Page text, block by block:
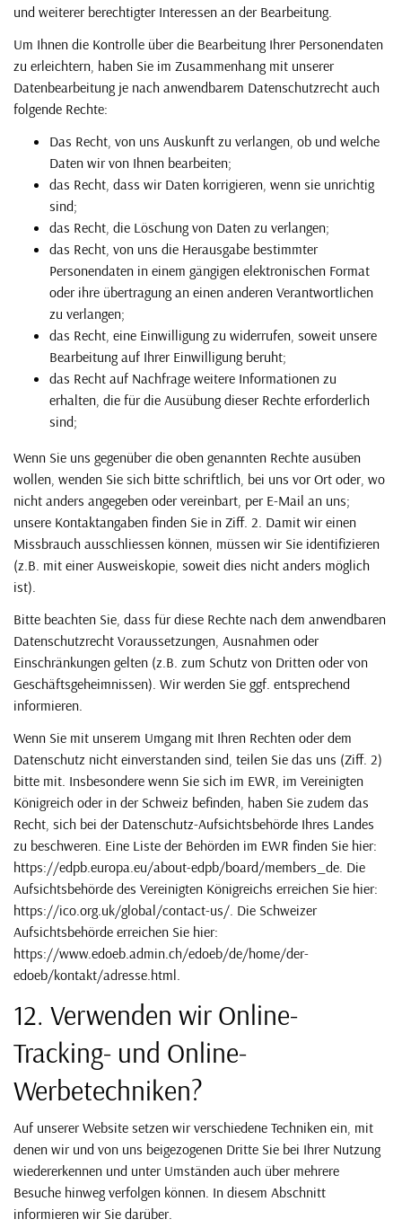
und weiterer berechtigter Interessen an der Bearbeitung.
Um Ihnen die Kontrolle über die Bearbeitung Ihrer Personendaten
zu erleichtern, haben Sie im Zusammenhang mit unserer
Datenbearbeitung je nach anwendbarem Datenschutzrecht auch
folgende Rechte:
Das Recht, von uns Auskunft zu verlangen, ob und welche
Daten wir von Ihnen bearbeiten;
das Recht, dass wir Daten korrigieren, wenn sie unrichtig
sind;
das Recht, die Löschung von Daten zu verlangen;
das Recht, von uns die Herausgabe bestimmter
Personendaten in einem gängigen elektronischen Format
oder ihre übertragung an einen anderen Verantwortlichen
zu verlangen;
das Recht, eine Einwilligung zu widerrufen, soweit unsere
Bearbeitung auf Ihrer Einwilligung beruht;
das Recht auf Nachfrage weitere Informationen zu
erhalten, die für die Ausübung dieser Rechte erforderlich
sind;
Wenn Sie uns gegenüber die oben genannten Rechte ausüben
wollen, wenden Sie sich bitte schriftlich, bei uns vor Ort oder, wo
nicht anders angegeben oder vereinbart, per E-Mail an uns;
unsere Kontaktangaben finden Sie in Ziff. 2. Damit wir einen
Missbrauch ausschliessen können, müssen wir Sie identifizieren
(z.B. mit einer Ausweiskopie, soweit dies nicht anders möglich
ist).
Bitte beachten Sie, dass für diese Rechte nach dem anwendbaren
Datenschutzrecht Voraussetzungen, Ausnahmen oder
Einschränkungen gelten (z.B. zum Schutz von Dritten oder von
Geschäftsgeheimnissen). Wir werden Sie ggf. entsprechend
informieren.
Wenn Sie mit unserem Umgang mit Ihren Rechten oder dem
Datenschutz nicht einverstanden sind, teilen Sie das uns (Ziff. 2)
bitte mit. Insbesondere wenn Sie sich im EWR, im Vereinigten
Königreich oder in der Schweiz befinden, haben Sie zudem das
Recht, sich bei der Datenschutz-Aufsichtsbehörde Ihres Landes
zu beschweren. Eine Liste der Behörden im EWR finden Sie hier:
https://edpb.europa.eu/about-edpb/board/members_de. Die
Aufsichtsbehörde des Vereinigten Königreichs erreichen Sie hier:
https://ico.org.uk/global/contact-us/. Die Schweizer
Aufsichtsbehörde erreichen Sie hier:
https://www.edoeb.admin.ch/edoeb/de/home/der-
edoeb/kontakt/adresse.html.
12. Verwenden wir Online-
Tracking- und Online-
Werbetechniken?
Auf unserer Website setzen wir verschiedene Techniken ein, mit
denen wir und von uns beigezogenen Dritte Sie bei Ihrer Nutzung
wiedererkennen und unter Umständen auch über mehrere
Besuche hinweg verfolgen können. In diesem Abschnitt
informieren wir Sie darüber.